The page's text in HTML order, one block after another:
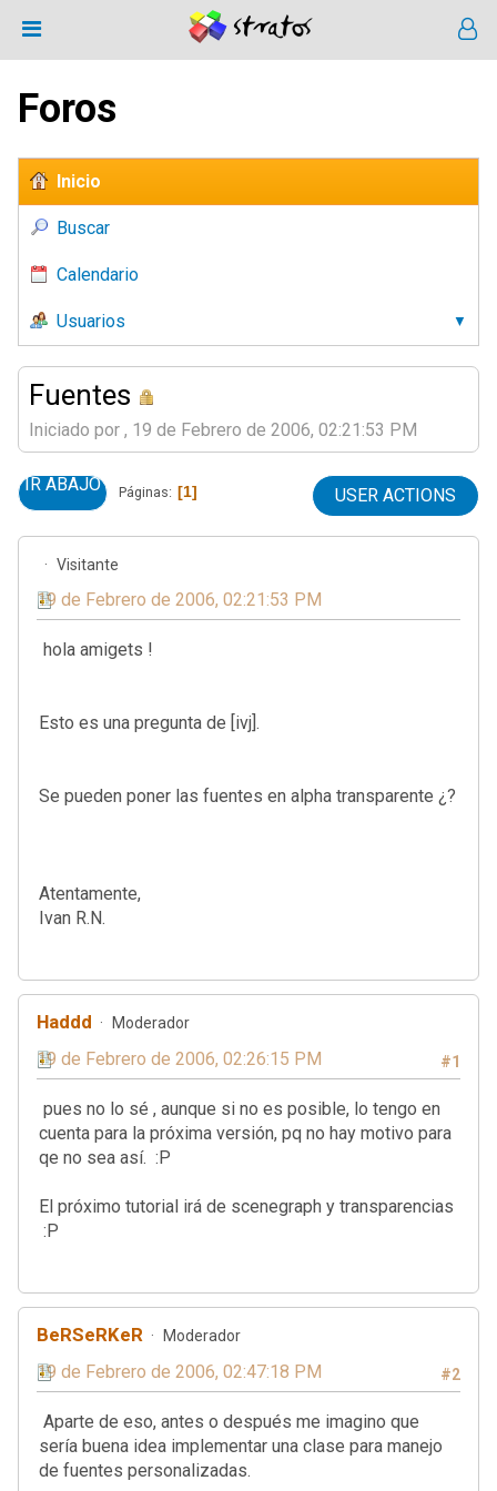
Foros
Inicio
Buscar
Calendario
Usuarios
Fuentes
Iniciado por , 19 de Febrero de 2006, 02:21:53 PM
IR ABAJO Páginas 1 USER ACTIONS
Visitante
19 de Febrero de 2006, 02:21:53 PM
hola amigets !
Esto es una pregunta de [ivj].
Se pueden poner las fuentes en alpha transparente ¿?
Atentamente,
Ivan R.N.
Haddd Moderador
#1
19 de Febrero de 2006, 02:26:15 PM
pues no lo sé , aunque si no es posible, lo tengo en
cuenta para la próxima versión, pq no hay motivo para
qe no sea así. :P
El próximo tutorial irá de scenegraph y transparencias
:P
BeRSeRKeR Moderador
#2
19 de Febrero de 2006, 02:47:18 PM
Aparte de eso, antes o después me imagino que
sería buena idea implementar una clase para manejo
de fuentes personalizadas.